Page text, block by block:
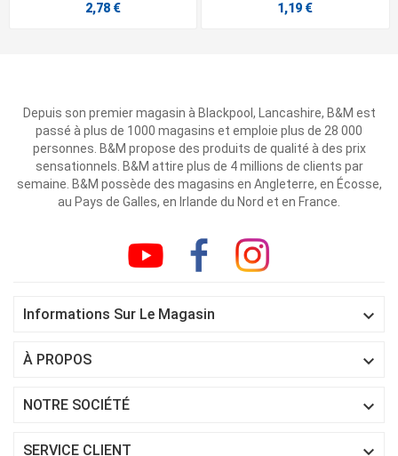
2,78 € 1,19 €
Depuis son premier magasin à Blackpool, Lancashire, B&M est
passé à plus de 1000 magasins et emploie plus de 28 000
personnes. B&M propose des produits de qualité à des prix
sensationnels. B&M attire plus de 4 millions de clients par
semaine. B&M possède des magasins en Angleterre, en Écosse,
au Pays de Galles, en Irlande du Nord et en France.
Informations Sur Le Magasin 
À PROPOS 
NOTRE SOCIÉTÉ 
SERVICE CLIENT